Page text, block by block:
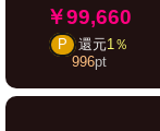
￥99,660
P 還元1％
996pt